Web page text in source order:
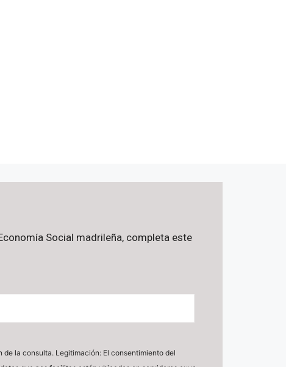
Social madrileña, completa este
la consulta. Legitimación: El consentimiento del